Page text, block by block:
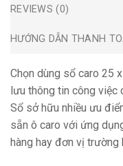
REVIEWS (0)
HƯỚNG DẪN THANH
Chọn dùng sổ caro 25
lưu thông tin công việc
Sổ sở hữu nhiều ưu
sẵn ô caro với ứng
hàng hay đơn vị trường